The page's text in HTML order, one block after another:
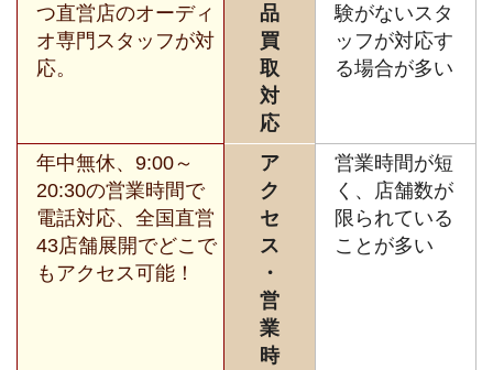
つ直営店のオーディ
オ専門スタッフが対
応。
品
買
取
対
応
験がないスタ
ッフが対応す
る場合が多い
年中無休、9:00～
20:30の営業時間で
電話対応、全国直営
43店舗展開でどこで
もアクセス可能！
ア
ク
セ
ス
・
営
業
時
営業時間が短
く、店舗数が
限られている
ことが多い